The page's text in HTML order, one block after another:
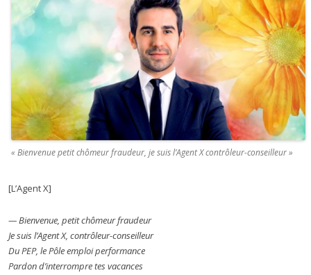
« Bienvenue petit chômeur fraudeur, je suis l’Agent X contrôleur-conseilleur »
[L’Agent X]
— Bienvenue, petit chômeur fraudeur
Je suis l’Agent X, contrôleur-conseilleur
Du PEP, le Pôle emploi performance
Pardon d’interrompre tes vacances